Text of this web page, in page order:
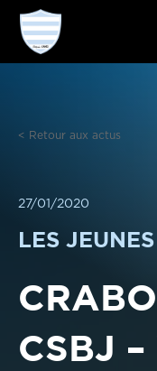
Aller
contenu
< Retour aux actus
27/01/2020
LES JEUNES
CSBJ